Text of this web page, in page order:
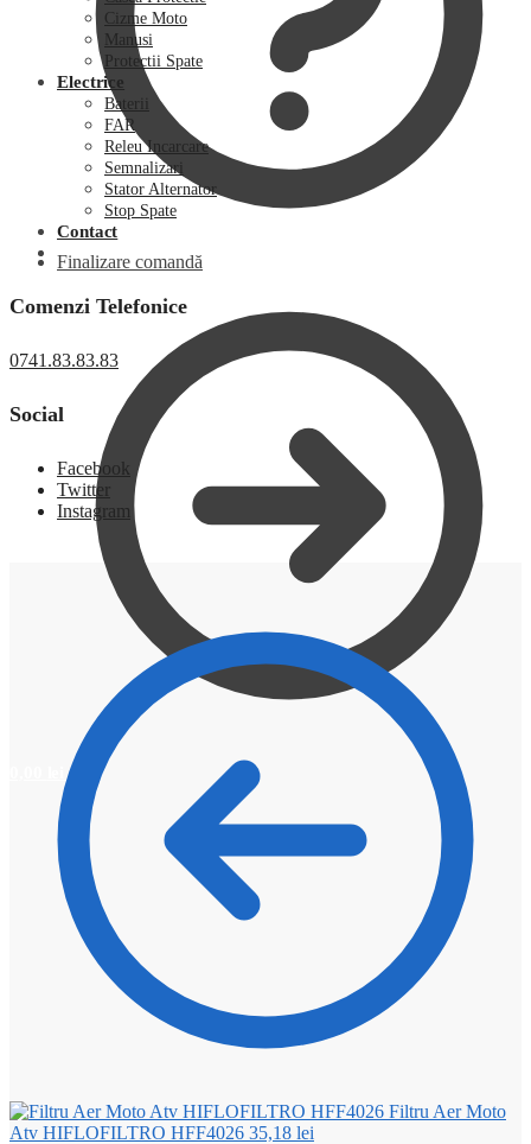
Finalizare comandă
0
Cizme Moto
Manusi
Protectii Spate
Electrice
Baterii
FAR
Releu Incarcare
Semnalizari
Stator Alternator
Stop Spate
Contact
Comenzi Telefonice
0741.83.83.83
Social
Facebook
Twitter
Instagram
Filtru Aer Moto
Atv HIFLOFILTRO HFF4026 35,18 lei